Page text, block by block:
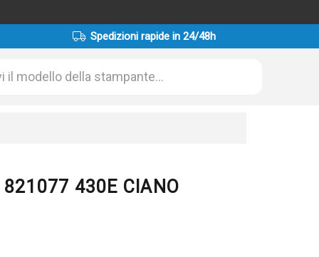
Spedizioni rapide in 24/48h
430E CIANO